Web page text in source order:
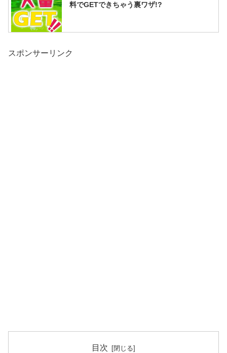
料でGETできちゃう裏ワザ!?
スポンサーリンク
目次